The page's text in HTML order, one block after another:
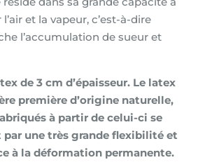
et la vapeur, c’est-à-dire
l’accumulation de sueur et
de 3 cm d’épaisseur. Le latex
première d’origine naturelle,
à partir de celui-ci se
par une très grande flexibilité et
à la déformation permanente.